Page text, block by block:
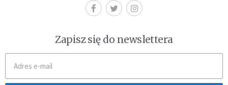
Zapisz się do newslettera